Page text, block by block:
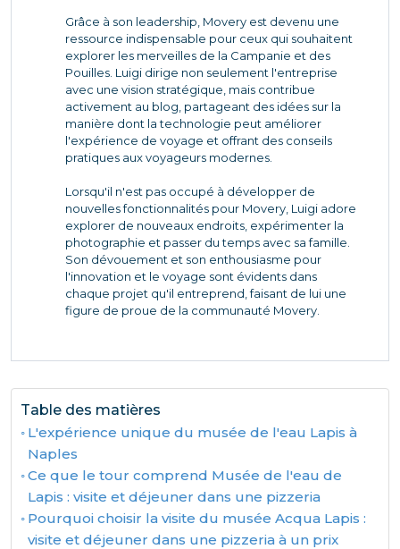
Grâce à son leadership, Movery est devenu une
ressource indispensable pour ceux qui souhaitent
explorer les merveilles de la Campanie et des
Pouilles. Luigi dirige non seulement l'entreprise
avec une vision stratégique, mais contribue
activement au blog, partageant des idées sur la
manière dont la technologie peut améliorer
l'expérience de voyage et offrant des conseils
pratiques aux voyageurs modernes.
Lorsqu'il n'est pas occupé à développer de
nouvelles fonctionnalités pour Movery, Luigi adore
explorer de nouveaux endroits, expérimenter la
photographie et passer du temps avec sa famille.
Son dévouement et son enthousiasme pour
l'innovation et le voyage sont évidents dans
chaque projet qu'il entreprend, faisant de lui une
figure de proue de la communauté Movery.
Table des matières
L'expérience unique du musée de l'eau Lapis à
Naples
Ce que le tour comprend Musée de l'eau de
Lapis : visite et déjeuner dans une pizzeria
Pourquoi choisir la visite du musée Acqua Lapis :
visite et déjeuner dans une pizzeria à un prix